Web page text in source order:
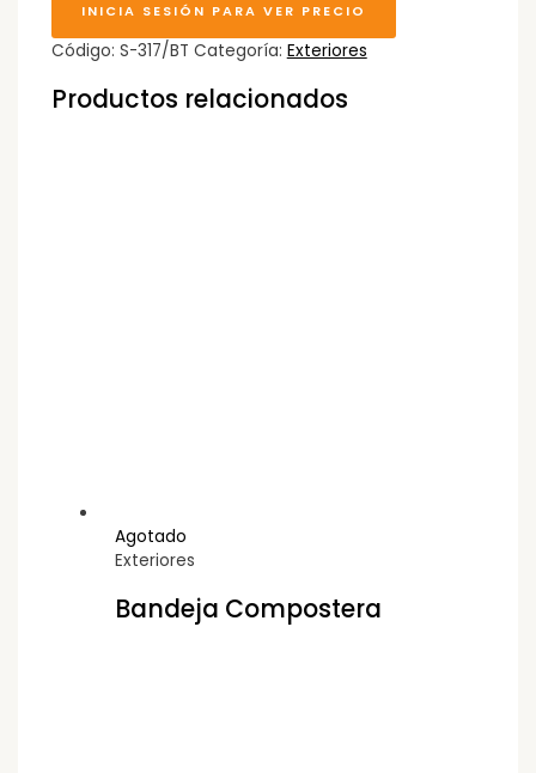
INICIA SESIÓN PARA VER PRECIO
Código: S-317/BT Categoría: Exteriores
Productos relacionados
Agotado
Exteriores
Bandeja Compostera